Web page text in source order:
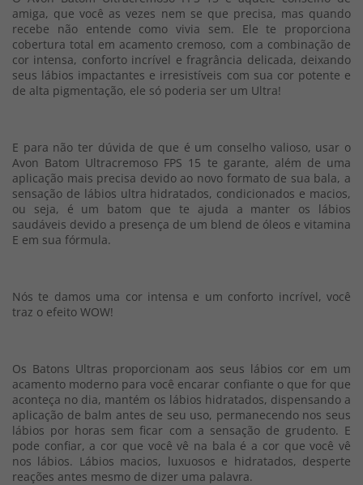
amiga, que você as vezes nem se que precisa, mas quando
recebe não entende como vivia sem. Ele te proporciona
cobertura total em acamento cremoso, com a combinação de
cor intensa, conforto incrível e fragrância delicada, deixando
seus lábios impactantes e irresistíveis com sua cor potente e
de alta pigmentação, ele só poderia ser um Ultra!
E para não ter dúvida de que é um conselho valioso, usar o
Avon Batom Ultracremoso FPS 15 te garante, além de uma
aplicação mais precisa devido ao novo formato de sua bala, a
sensação de lábios ultra hidratados, condicionados e macios,
ou seja, é um batom que te ajuda a manter os lábios
saudáveis devido a presença de um blend de óleos e vitamina
E em sua fórmula.
Nós te damos uma cor intensa e um conforto incrível, você
traz o efeito WOW!
Os Batons Ultras proporcionam aos seus lábios cor em um
acamento moderno para você encarar confiante o que for que
aconteça no dia, mantém os lábios hidratados, dispensando a
aplicação de balm antes de seu uso, permanecendo nos seus
lábios por horas sem ficar com a sensação de grudento. E
pode confiar, a cor que você vê na bala é a cor que você vê
nos lábios. Lábios macios, luxuosos e hidratados, desperte
reações antes mesmo de dizer uma palavra.